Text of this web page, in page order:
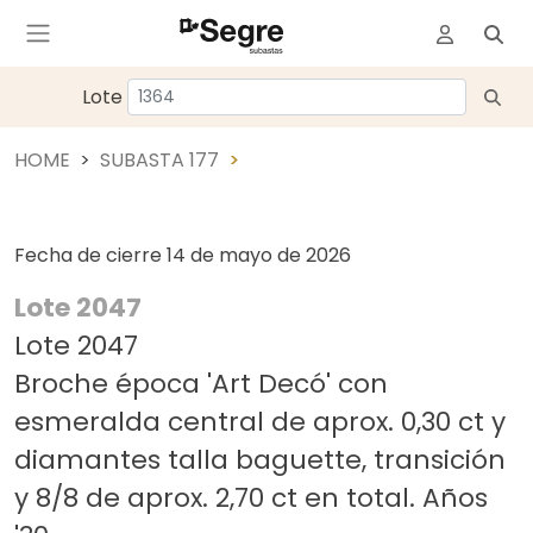
Lote
HOME SUBASTA 177
Fecha de cierre 14 de mayo de 2026
Lote 2047
Lote 2047
Broche época 'Art Decó' con
esmeralda central de aprox. 0,30 ct y
diamantes talla baguette, transición
y 8/8 de aprox. 2,70 ct en total. Años